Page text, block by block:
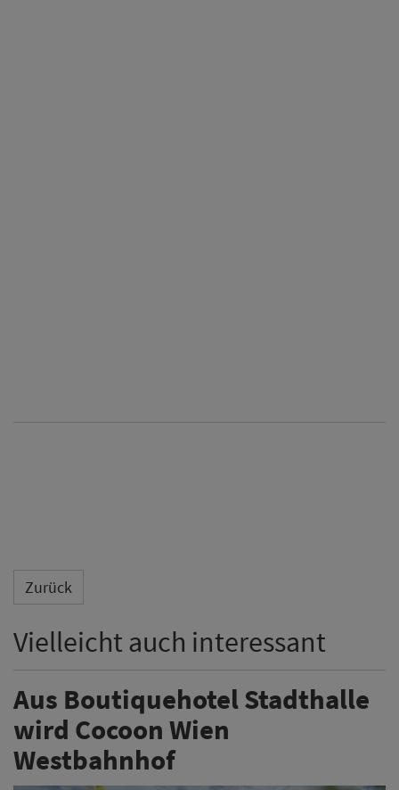
Zurück
Vielleicht auch interessant
Aus Boutiquehotel Stadthalle
wird Cocoon Wien
Westbahnhof